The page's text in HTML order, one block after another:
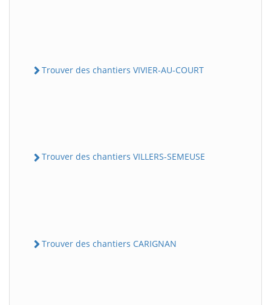
Trouver des chantiers VIVIER-AU-COURT
Trouver des chantiers VILLERS-SEMEUSE
Trouver des chantiers CARIGNAN